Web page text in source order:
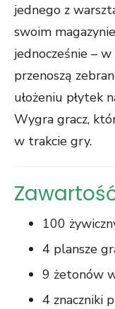
jednego z
swoim
jednocześnie –
przenoszą
ułożeniu płytek
Wygra gracz,
w trakcie gry.
100
4 plansze
9 żetonów
4 znaczniki